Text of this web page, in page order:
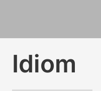
Idiom